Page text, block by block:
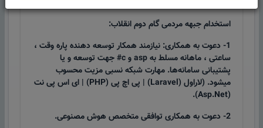
استخدام جبهه مردمی گام دوم انقلاب:
1- دعوت به همکاری: نیازمند همکار توسعه دهنده پاره وقت ،
ساعتی ، ماهانه مسلط به asp و c# جهت توسعه و یا
پشتیبانی سامانه‌ها. مهارت شبکه نسبی مزیت محسوب
میشود. (لاراول (Laravel) | پی اچ پی (PHP) | ای اس پی نت
(Asp.Net).
2- دعوت به همکاری توافقی متخصص هوش مصنوعی.